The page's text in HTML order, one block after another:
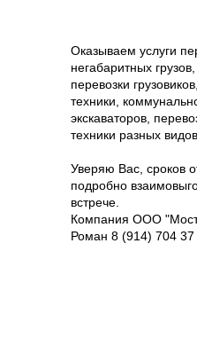
Оказываем услуги
негабаритных
перевозки
техники,
экскаваторов,
техники разных
Уверяю Вас, сроков
подробно
встрече.
Компания ООО
Роман 8 (914) 704